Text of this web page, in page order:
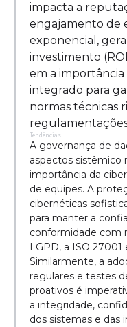
impacta a
engajamento de
exponencial,
investimento
em a
integrado para
normas técnicas
Tendências
A governança de
aspectos sistêmico
importância da
de equipes. A
cibernéticas
para manter a
conformidade com
LGPD, a ISO
Similarmente, a
regulares e testes
proativos é
a integridade,
dos sistemas e das